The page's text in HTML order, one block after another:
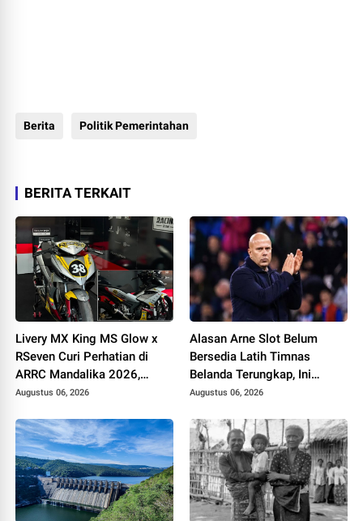
Berita Politik Pemerintahan
BERITA TERKAIT
Livery MX King MS Glow x
RSeven Curi Perhatian di
ARRC Mandalika 2026,
Wawan Wello Siap Bertarung
Augustus 06, 2026
Alasan Arne Slot Belum
Bersedia Latih Timnas
Belanda Terungkap, Ini
Pertimbangannya
Augustus 06, 2026